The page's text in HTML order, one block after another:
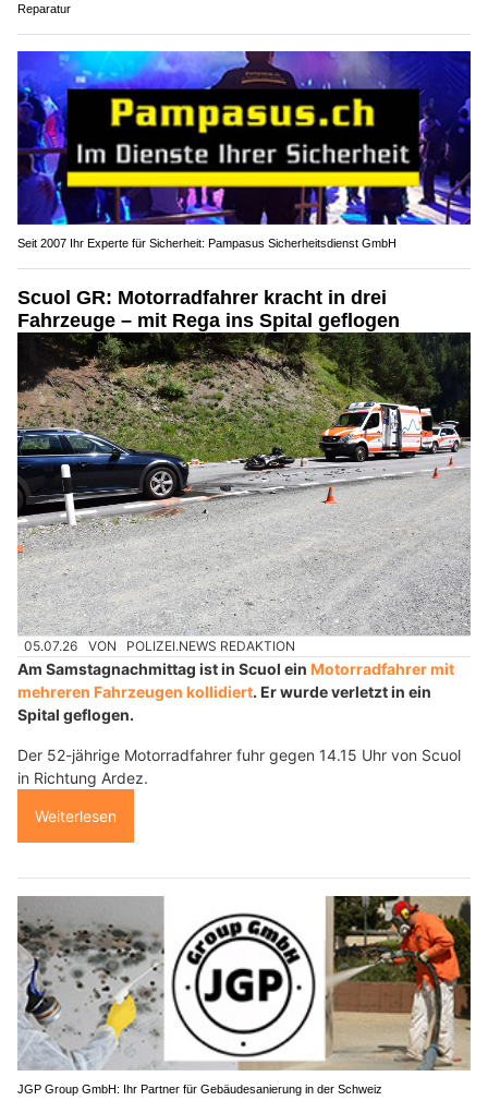
Reparatur
Seit 2007 Ihr Experte für Sicherheit: Pampasus Sicherheitsdienst GmbH
Scuol GR: Motorradfahrer kracht in drei
Fahrzeuge – mit Rega ins Spital geflogen
05.07.26 VON POLIZEI.NEWS REDAKTION
Am Samstagnachmittag ist in Scuol ein Motorradfahrer mit
mehreren Fahrzeugen kollidiert. Er wurde verletzt in ein
Spital geflogen.
Der 52-jährige Motorradfahrer fuhr gegen 14.15 Uhr von Scuol
in Richtung Ardez.
Weiterlesen
JGP Group GmbH: Ihr Partner für Gebäudesanierung in der Schweiz